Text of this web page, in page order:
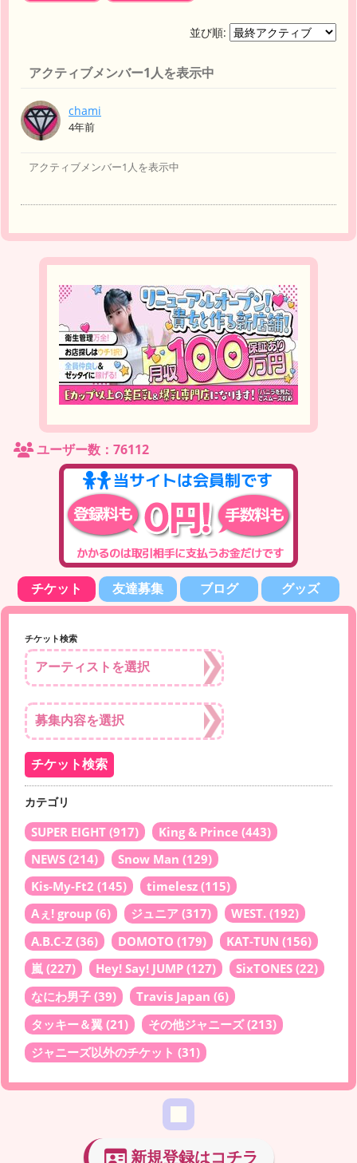
並び順:
友
達
アクティブメンバー1人を表示中
chami
4年前
アクティブメンバー1人を表示中
ユーザー数：76112
チケット 友達募集 ブログ グッズ
チケット検索
カテゴリ
SUPER EIGHT (917) King & Prince (443)
NEWS (214) Snow Man (129)
Kis-My-Ft2 (145) timelesz (115)
Aぇ! group (6) ジュニア (317) WEST. (192)
A.B.C-Z (36) DOMOTO (179) KAT-TUN (156)
嵐 (227) Hey! Say! JUMP (127) SixTONES (22)
なにわ男子 (39) Travis Japan (6)
タッキー＆翼 (21) その他ジャニーズ(213)
ジャニーズ以外のチケット (31)
新規登録はコチラ